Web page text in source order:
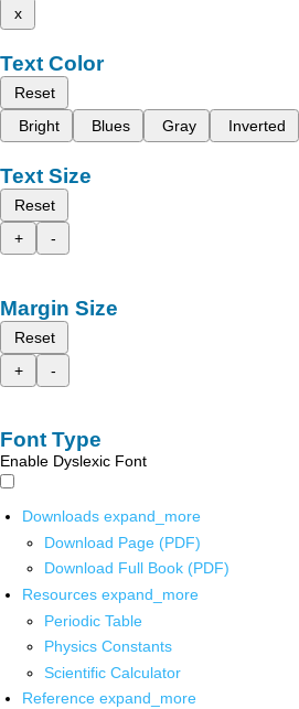
x
Text Color
Reset
Bright
Blues Gray Inverted
Text Size
Reset
+
-
Margin Size
Reset
+
-
Font Type
Enable Dyslexic Font
Downloads expand_more
Download Page (PDF)
Download Full Book (PDF)
Resources expand_more
Periodic Table
Physics Constants
Scientific Calculator
Reference expand_more